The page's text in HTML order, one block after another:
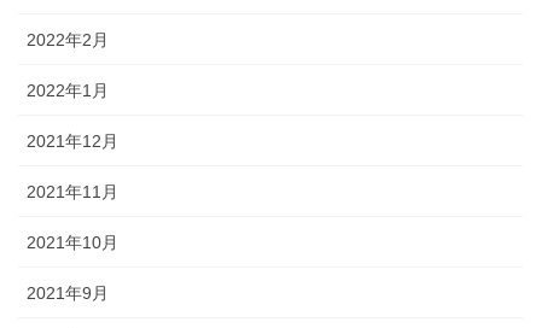
2022年2月
2022年1月
2021年12月
2021年11月
2021年10月
2021年9月